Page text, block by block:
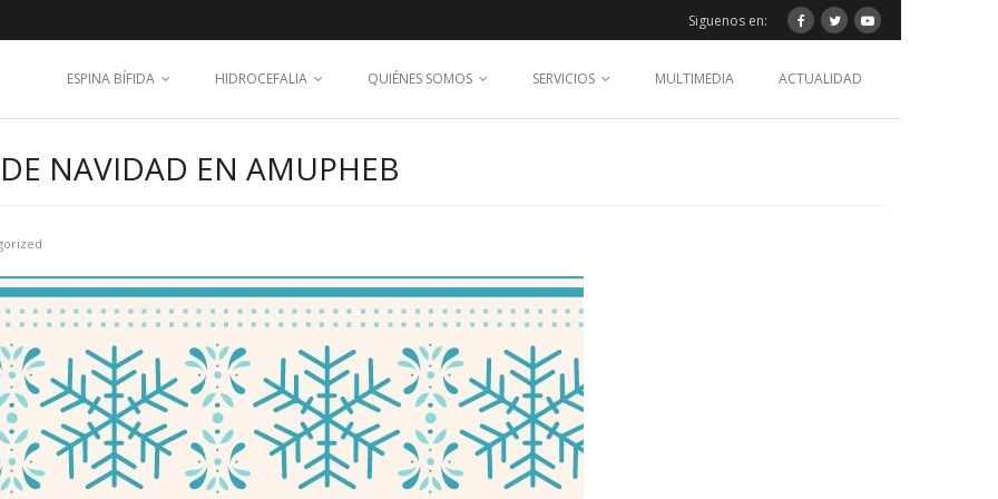
Siguenos en:
ESPINA BÍFIDA HIDROCEFALIA QUIÉNES SOMOS SERVICIOS MULTIMEDIA ACTUALIDAD
NAVIDAD EN AMUPHEB